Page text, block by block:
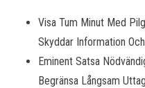
Visa Tum Minut Med
Skyddar Information
Eminent Satsa
Begränsa Långsam